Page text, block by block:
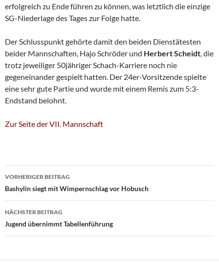
erfolgreich zu Ende führen zu können, was letztlich die einzige
SG-Niederlage des Tages zur Folge hatte.
Der Schlusspunkt gehörte damit den beiden Dienstätesten
beider Mannschaften, Hajo Schröder und Herbert Scheidt, die
trotz jeweiliger 50jähriger Schach-Karriere noch nie
gegeneinander gespielt hatten. Der 24er-Vorsitzende spielte
eine sehr gute Partie und wurde mit einem Remis zum 5:3-
Endstand belohnt.
Zur Seite der VII. Mannschaft
Beitragsnavigation
VORHERIGER BEITRAG
Bashylin siegt mit Wimpernschlag vor Hobusch
NÄCHSTER BEITRAG
Jugend übernimmt Tabellenführung